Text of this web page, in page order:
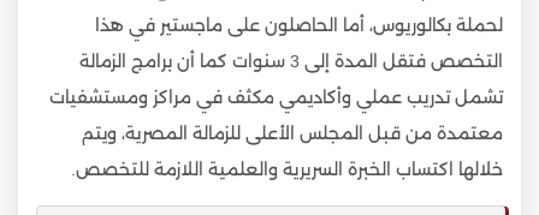
لحملة بكالوريوس، أما الحاصلون على ماجستير في هذا
التخصص فتقل المدة إلى 3 سنوات كما أن برامج الزمالة
تشمل تدريب عملي وأكاديمي مكثف في مراكز ومستشفيات
معتمدة من قبل المجلس الأعلى للزمالة المصرية، ويتم
خلالها اكتساب الخبرة السريرية والعلمية اللازمة للتخصص.